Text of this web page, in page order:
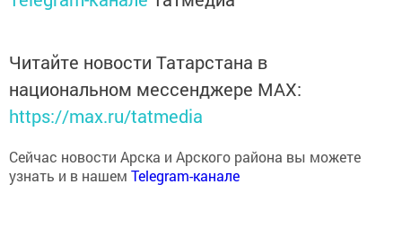
Читайте новости Татарстана в
национальном мессенджере MАХ:
https://max.ru/tatmedia
узнать и в нашемTelegram-канале